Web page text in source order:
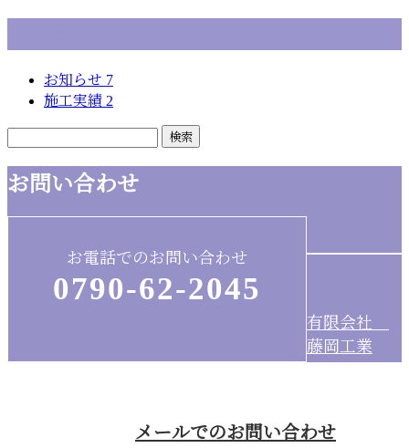
お知らせ 7
施工実績 2
お問い合わせ
お電話でのお問い合わせ
0790-62-2045
メールでのお問い合わせ
有限会社
藤岡工業